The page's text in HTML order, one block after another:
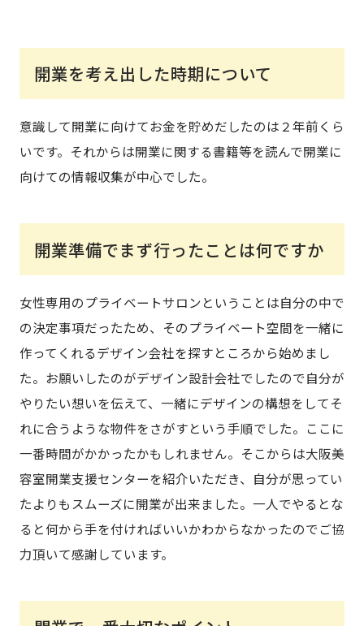
開業を考え出した時期について
意識して開業に向けてお金を貯めだしたのは２年前くら
いです。それからは開業に関する書籍等を読んで開業に
向けての情報収集が中心でした。
開業準備でまず行ったことは何ですか
女性専用のプライベートサロンということは自分の中で
の決定事項だったため、そのプライベート空間を一緒に
作ってくれるデザイン会社を探すところから始めまし
た。お願いしたのがデザイン設計会社でしたので自分が
やりたい想いを伝えて、一緒にデザインの構想をしてそ
れに合うような物件をさがすという手順でした。ここに
一番時間がかかったかもしれません。そこからは大阪美
容室開業支援センターを紹介いただき、自分が思ってい
たよりもスムーズに開業が出来ました。一人でやるとな
ると何から手を付ければいいかわからなかったのでご協
力頂いて感謝しています。